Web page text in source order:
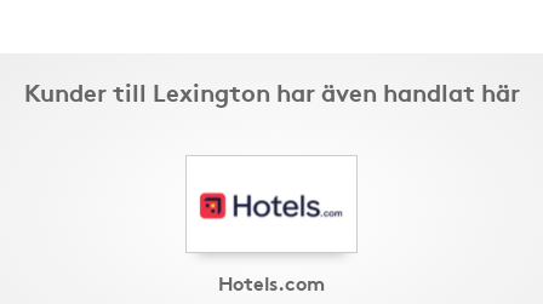
Kunder till Lexington har även handlat här
Hotels.com